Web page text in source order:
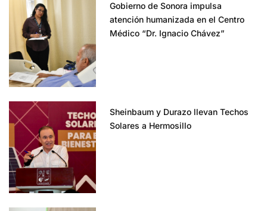
Gobierno de Sonora impulsa
atención humanizada en el Centro
Médico “Dr. Ignacio Chávez”
Sheinbaum y Durazo llevan Techos
Solares a Hermosillo